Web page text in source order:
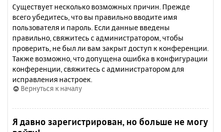
Существует несколько возможных причин. Прежде
всего убедитесь, что вы правильно вводите имя
пользователя и пароль. Если данные введены
правильно, свяжитесь с администратором, чтобы
проверить, не был ли вам закрыт доступ к конференции.
Также возможно, что допущена ошибка в конфигурации
конференции, свяжитесь с администратором для
исправления настроек.
Вернуться к началу
Я давно зарегистрирован, но больше не могу